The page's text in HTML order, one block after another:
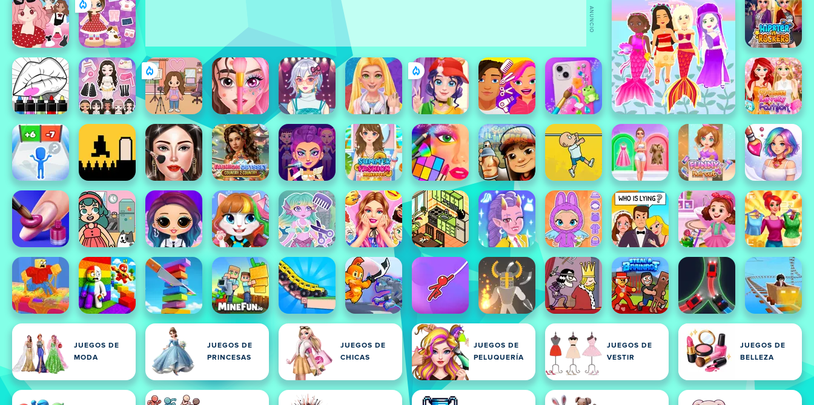
JUEGOS DE
MODA
JUEGOS DE
PRINCESAS
JUEGOS DE
CHICAS
JUEGOS DE
PELUQUERÍA
JUEGOS DE
VESTIR
JUEGOS DE
BELLEZA
ANUNCIO